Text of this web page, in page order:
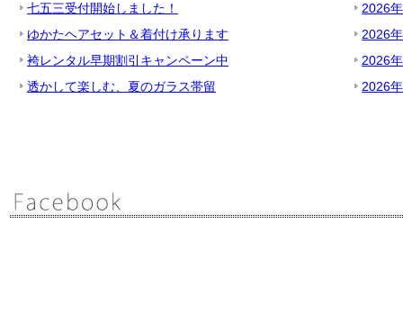
七五三受付開始しました！
ゆかたヘアセット＆着付け承ります
袴レンタル早期割引キャンペーン中
透かして楽しむ、夏のガラス帯留
2026
2026
2026
2026